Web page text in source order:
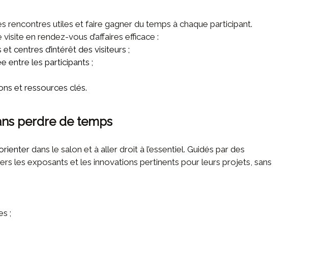
rencontres utiles et faire gagner du temps à chaque participant.
en rendez-vous d’affaires efficace :
centres d’intérêt des visiteurs ;
entre les participants ;
et ressources clés.
perdre de temps
dans le salon et à aller droit à l’essentiel. Guidés par des
les exposants et les innovations pertinents pour leurs projets, sans
;